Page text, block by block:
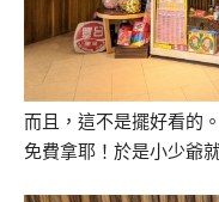
而且，這不是擺好看的
免費拿耶！於是小少爺